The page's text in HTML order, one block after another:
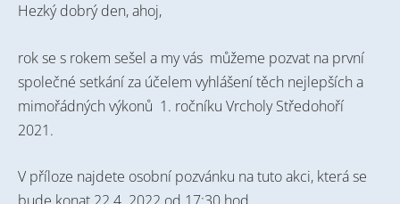
Hezký dobrý den, ahoj,
rok se s rokem sešel a my vás můžeme pozvat na první
společné setkání za účelem vyhlášení těch nejlepších a
mimořádných výkonů 1. ročníku Vrcholy Středohoří
2021.
V příloze najdete osobní pozvánku na tuto akci, která se